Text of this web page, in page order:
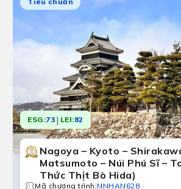
ESG:73 | LEI:82
Nagoya – Kyoto –
Matsumoto – Núi Phú Sĩ –
Thức Thịt Bò Hida)
Mã chương trình:NNHAN628